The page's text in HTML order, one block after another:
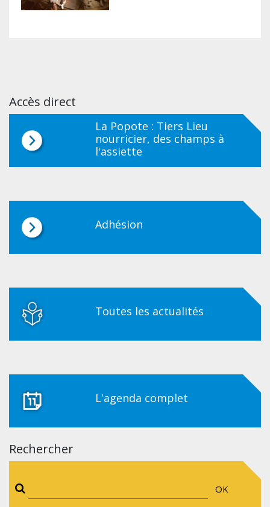
Accès direct
La Popote : Tiers Lieu
nourricier, des champs à
l'assiette
Adhésion
Toutes les actualités
L'agenda complet
Rechercher
OK